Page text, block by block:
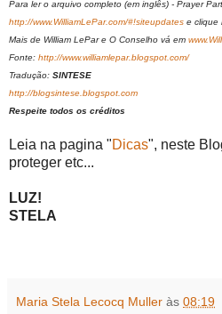
Para ler o arquivo completo (em inglês) - Prayer
http://www.WilliamLePar.com/#!siteupdates e clique
Mais de William LePar e O Conselho vá em
Fonte: http://www.williamlepar.blogspot.com/
Tradução: SINTESE
http://blogsintese.blogspot.com
Respeite todos os créditos
Leia na pagina "Dicas", neste
proteger etc...
LUZ!
STELA
Maria Stela Lecocq Muller às 08:19